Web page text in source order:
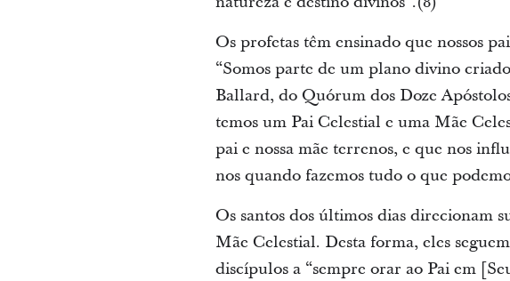
Os profetas têm ensinado que nossos
“Somos parte de um plano divino
Ballard, do Quórum dos Doze
temos um Pai Celestial e uma Mãe
pai e nossa mãe terrenos, e que nos
nos quando fazemos tudo o que
Os santos dos últimos dias direcionam
Mãe Celestial. Desta forma, eles
discípulos a “sempre orar ao Pai em